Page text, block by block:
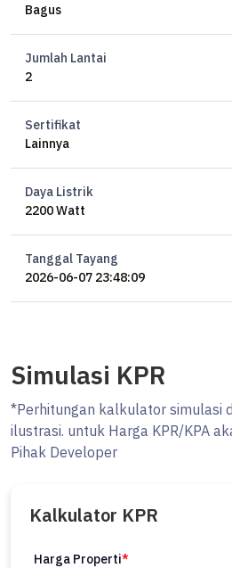
Bagus
Jumlah Lantai
2
Sertifikat
Lainnya
Daya Listrik
2200 Watt
Tanggal Tayang
2026-06-07 23:48:09
Simulasi KPR
*Perhitungan kalkulator simulasi
ilustrasi. untuk Harga KPR/KPA
Pihak Developer
Kalkulator KPR
Harga Properti*